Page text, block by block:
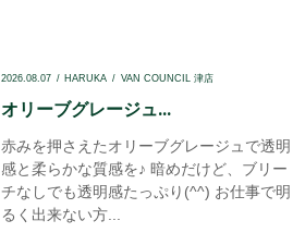
2026.08.07 HARUKA VAN COUNCIL 津店
オリーブグレージュ...
赤みを押さえたオリーブグレージュで透明
感と柔らかな質感を♪ 暗めだけど、ブリー
チなしでも透明感たっぷり(^^) お仕事で明
るく出来ない方...